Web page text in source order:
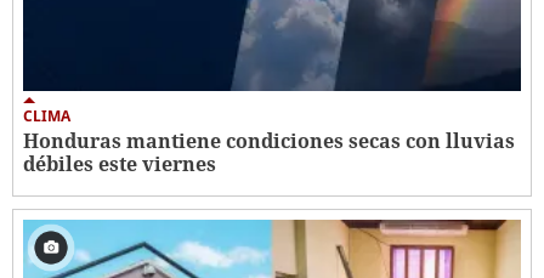
CLIMA
Honduras mantiene condiciones secas con lluvias
débiles este viernes